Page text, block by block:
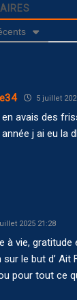
5 juillet
avais des
j ai eu la
2025 21:28
à vie, gratitude
le but d’ Ait
pour tout ce